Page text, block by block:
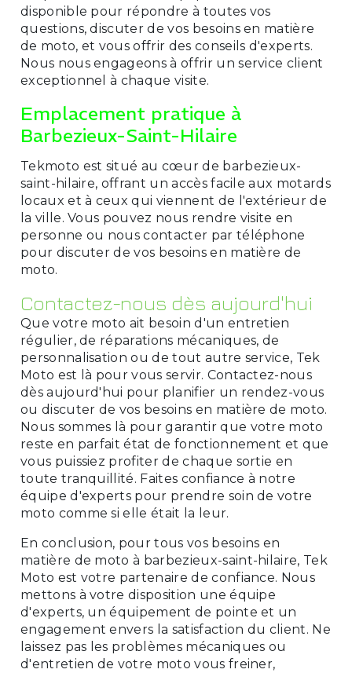
disponible pour répondre à toutes vos
questions, discuter de vos besoins en matière
de moto, et vous offrir des conseils d'experts.
Nous nous engageons à offrir un service client
exceptionnel à chaque visite.
Emplacement pratique à
Barbezieux-Saint-Hilaire
Tekmoto est situé au cœur de barbezieux-
saint-hilaire, offrant un accès facile aux motards
locaux et à ceux qui viennent de l'extérieur de
la ville. Vous pouvez nous rendre visite en
personne ou nous contacter par téléphone
pour discuter de vos besoins en matière de
moto.
Contactez-nous dès aujourd'hui
Que votre moto ait besoin d'un entretien
régulier, de réparations mécaniques, de
personnalisation ou de tout autre service, Tek
Moto est là pour vous servir. Contactez-nous
dès aujourd'hui pour planifier un rendez-vous
ou discuter de vos besoins en matière de moto.
Nous sommes là pour garantir que votre moto
reste en parfait état de fonctionnement et que
vous puissiez profiter de chaque sortie en
toute tranquillité. Faites confiance à notre
équipe d'experts pour prendre soin de votre
moto comme si elle était la leur.
En conclusion, pour tous vos besoins en
matière de moto à barbezieux-saint-hilaire, Tek
Moto est votre partenaire de confiance. Nous
mettons à votre disposition une équipe
d'experts, un équipement de pointe et un
engagement envers la satisfaction du client. Ne
laissez pas les problèmes mécaniques ou
d'entretien de votre moto vous freiner,